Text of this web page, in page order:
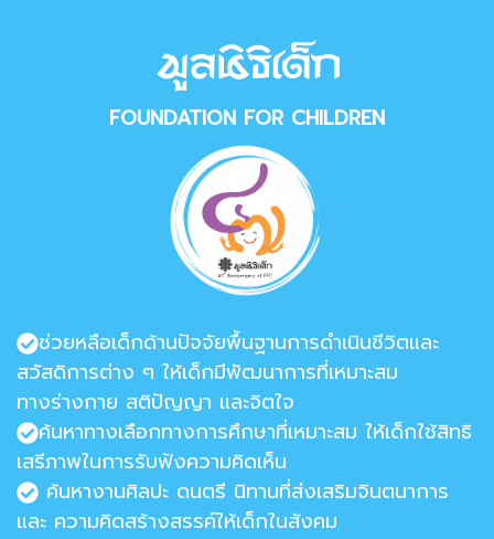
FOUNDATION FOR CHILDREN
ช่วยหลือเด็กด้านปัจจัยพื้นฐานการดำเนินชีวิตและ
สวัสดิการต่าง ๆ ให้เด็กมีพัฒนาการที่เหมาะสม
ทางร่างกาย สติปัญญา และจิตใจ
ค้นหาทางเลือกทางการศึกษาที่เหมาะสม ให้เด็กใช้สิทธิ
เสรีภาพในการรับฟังความคิดเห็น
ค้นหางานศิลปะ ดนตรี นิทานที่ส่งเสริมจินตนาการ
และ ความคิดสร้างสรรค์ให้เด็กในสังคม